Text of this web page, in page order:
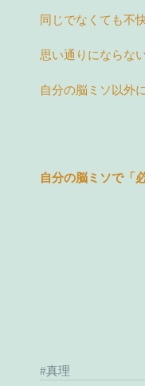
同じでなくても不
思い通りにならな
自分の脳ミソ以外
自分の脳ミソで「
#真理